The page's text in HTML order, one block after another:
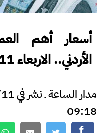
أسعار أهم
الأردني.. الاربعاء 11 - 6
09:18